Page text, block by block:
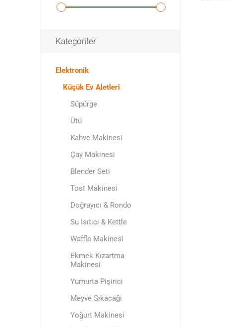
Kategoriler
Elektronik
Küçük Ev Aletleri
Süpürge
Ütü
Kahve Makinesi
Çay Makinesi
Blender Seti
Tost Makinesi
Doğrayıcı & Rondo
Su Isıtıcı & Kettle
Waffle Makinesi
Ekmek Kızartma
Makinesi
Yumurta Pişirici
Meyve Sıkacağı
Yoğurt Makinesi